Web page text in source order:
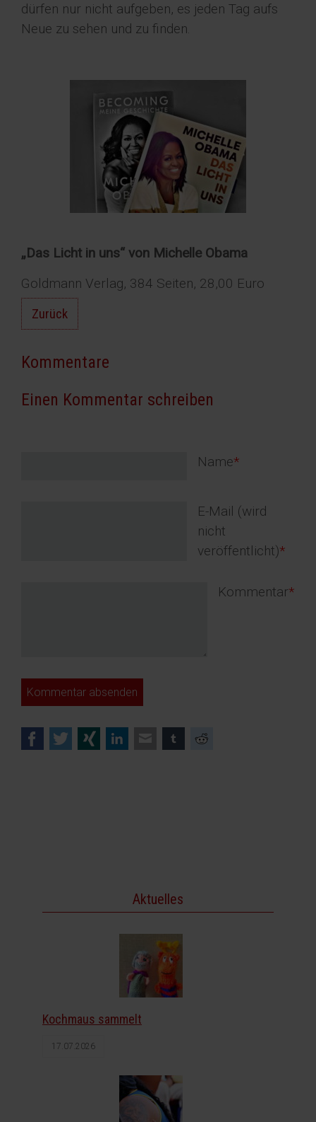
dürfen nur nicht aufgeben, es jeden Tag aufs
Neue zu sehen und zu finden.
„Das Licht in uns“ von Michelle Obama
Goldmann Verlag, 384 Seiten, 28,00 Euro
Zurück
Kommentare
Einen Kommentar schreiben
Pflichtfeld
Name*
Pflichtfeld
E-Mail (wird
nicht
veröffentlicht)*
Pflichtfeld
Kommentar*
Kommentar absenden
FacebookTwitterXing LinkedInE-mail tumblr
Aktuelles
Kochmaus sammelt
17.07.2026